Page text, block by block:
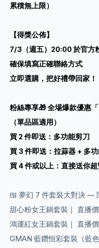
累積無上限）
【得獎公佈】
7/3（週五）20:00 於官方
確保填寫正確聯絡方式
立即選購，把好禮帶回家！
粉絲專享🎁 全場爆款優惠「
（單品區適用）
買 2 件即送：多功能剪刀
買 3 件即送：拉蒜器 + 多
買 4 件或以上：直接送你超
🍱 夢幻 7 件套裝大對決 —
甜心粉女王鍋套裝｜ 直播價
鴻運紅女王鍋套裝｜ 直播價
GMAN 藍鑽恒彩套裝（藍